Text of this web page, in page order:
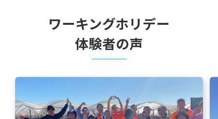
ワーキングホリデー
体験者の声